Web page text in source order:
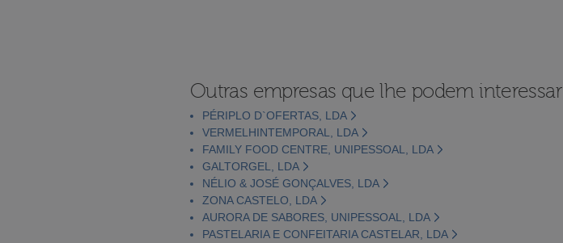
Outras empresas que lhe podem interessar
PÉRIPLO D`OFERTAS, LDA
VERMELHINTEMPORAL, LDA
FAMILY FOOD CENTRE, UNIPESSOAL, LDA
GALTORGEL, LDA
NÉLIO & JOSÉ GONÇALVES, LDA
ZONA CASTELO, LDA
AURORA DE SABORES, UNIPESSOAL, LDA
PASTELARIA E CONFEITARIA CASTELAR, LDA